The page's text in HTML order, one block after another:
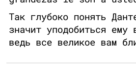
Так глубоко понять
значит уподобиться
ведь все великое вам